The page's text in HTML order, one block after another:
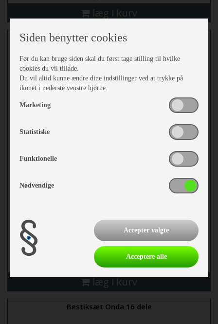
læg i kurv
Bestiksæt Brezza 16 dele
mere
læg i kurv
Bestiksæt Onda 16 dele
Siden benytter cookies
Før du kan bruge siden skal du først tage stilling til hvilke
cookies du vil tillade.
Du vil altid kunne ændre dine indstillinger ved at trykke på
ikonet i nederste venstre hjørne.
Marketing
Statistiske
Funktionelle
Nødvendige
Accepter valgte
Acceptere alle